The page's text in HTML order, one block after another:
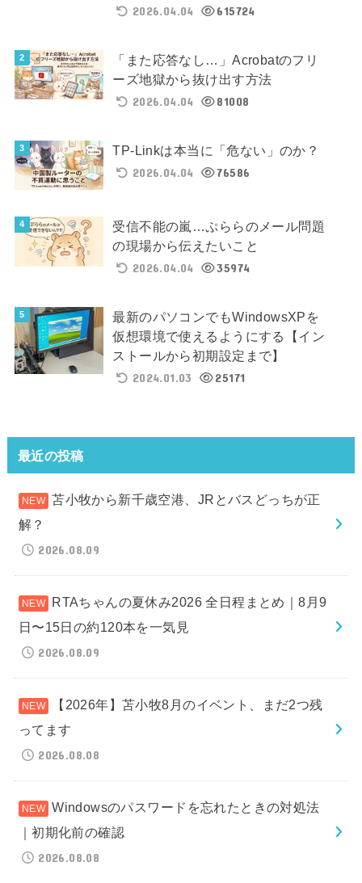
2026.04.04
615724
「また応答なし…」Acrobatのフリ
ーズ地獄から抜け出す方法
2026.04.04
81008
TP-Linkは本当に「危ない」のか？
2026.04.04
76586
受信不能の嵐…ぷららのメール問題
の現場から伝えたいこと
2026.04.04
35974
最新のパソコンでもWindowsXPを
仮想環境で使えるようにする【イン
ストールから初期設定まで】
2024.01.03
25171
最近の投稿
苫小牧から新千歳空港、JRとバスどっちが正
解？
2026.08.09
RTAちゃんの夏休み2026 全日程まとめ｜8月9
日〜15日の約120本を一気見
2026.08.09
【2026年】苫小牧8月のイベント、まだ2つ残
ってます
2026.08.08
Windowsのパスワードを忘れたときの対処法
｜初期化前の確認
2026.08.08